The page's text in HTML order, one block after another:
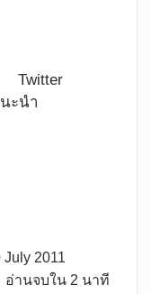
Twitter
ะนำ
July 2011
อ่านจบใน 2 นาที